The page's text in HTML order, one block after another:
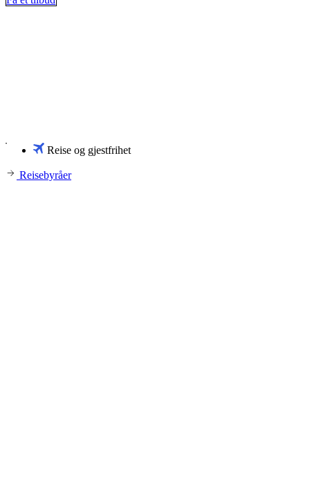
Reise og gjestfrihet
Reisebyråer